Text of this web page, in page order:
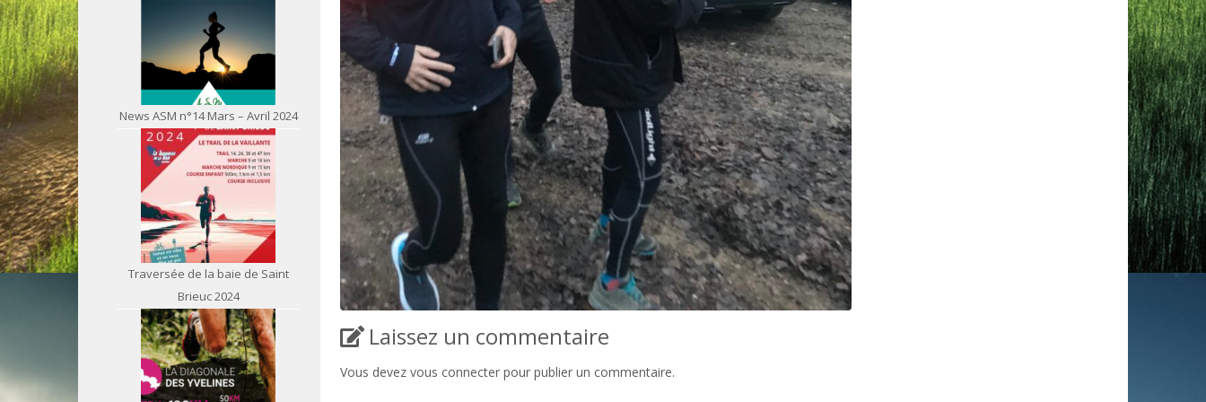
News ASM n°14 Mars – Avril 2024
Traversée de la baie de Saint
Brieuc 2024
Laissez un commentaire
Vous devez vous connecter pour publier un commentaire.